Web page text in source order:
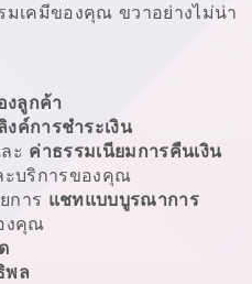
มเคมีของคุณ ขวาอย่างไม่น่า
งลูกค้า
ค์การชำระเงิน
ะ ค่าธรรมเนียมการคืนเงิน
ะบริการของคุณ
การ แชทแบบบูรณาการ
งคุณ
พล